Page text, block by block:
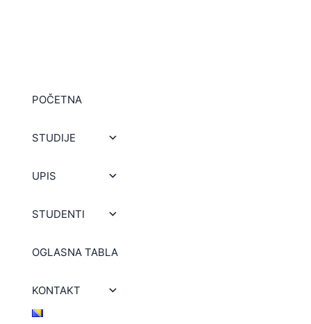
POČETNA
STUDIJE
UPIS
STUDENTI
OGLASNA TABLA
KONTAKT